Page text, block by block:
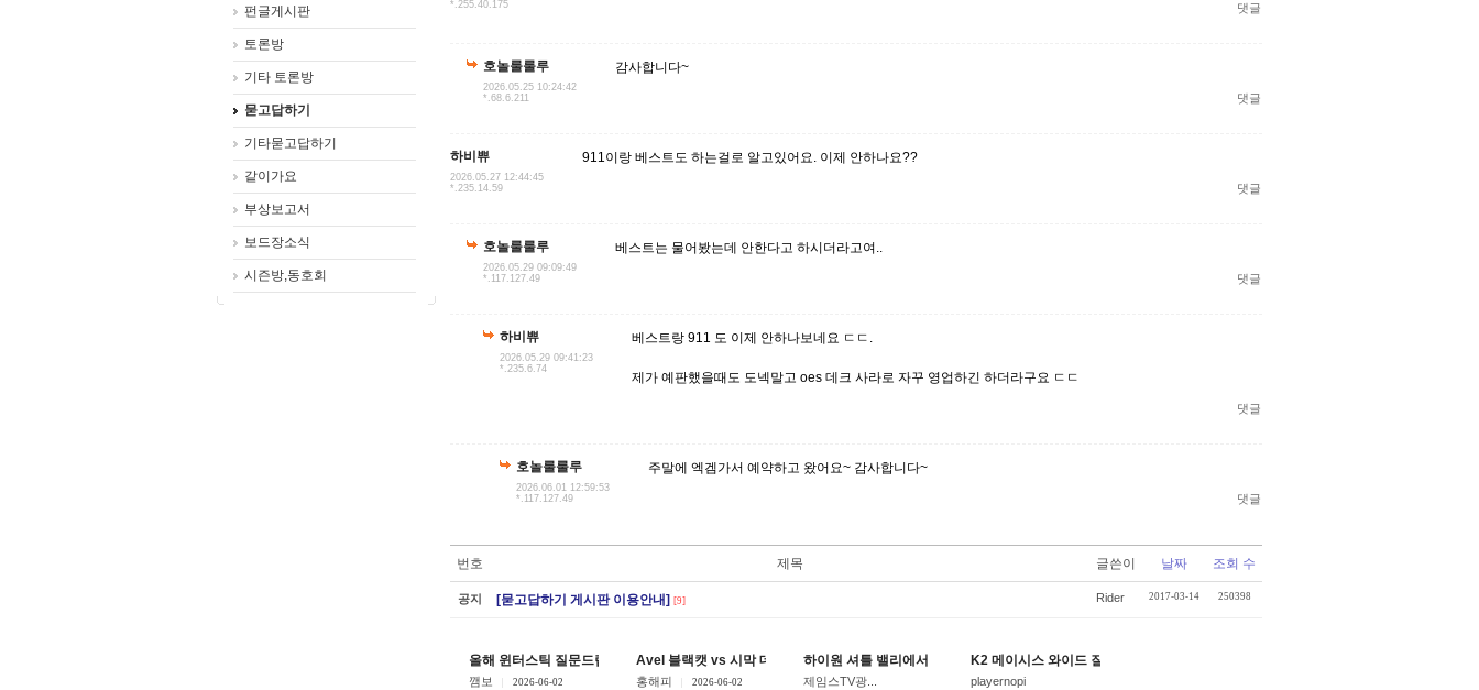
펀글게시판
토론방
기타 토론방
묻고답하기
기타묻고답하기
같이가요
부상보고서
보드장소식
시즌방,동호회
*.255.40.175
댓글
호놀룰룰루
2026.05.25 10:24:42
*.68.6.211
감사합니다~
댓글
하비쀼
2026.05.27 12:44:45
*.235.14.59
911이랑 베스트도 하는걸로 알고있어요. 이제 안하나요??
댓글
호놀룰룰루
2026.05.29 09:09:49
*.117.127.49
베스트는 물어봤는데 안한다고 하시더라고여..
댓글
하비쀼
2026.05.29 09:41:23
*.235.6.74
베스트랑 911 도 이제 안하나보네요 ㄷㄷ.
제가 예판했을때도 도넥말고 oes 데크 사라로 자꾸 영업하긴 하더라구요 ㄷㄷ
댓글
호놀룰룰루
2026.06.01 12:59:53
*.117.127.49
주말에 엑겜가서 예약하고 왔어요~ 감사합니다~
댓글
번호 제목 글쓴이 날짜 조회 수
공지 [묻고답하기 게시판 이용안내] [9] Rider 2017-03-14 250398
올해 윈터스틱 질문드립니다 [1]
깸보 2026-06-02
Avel 블랙캣 vs 시막 데크 추천 부탁드립니다 [5]
홍해피 2026-06-02
하이원 셔틀 밸리에서 마운틴까지 시간 [3]
제임스TV광...
K2 메이시스 와이드 질문드립니다.
playernopi